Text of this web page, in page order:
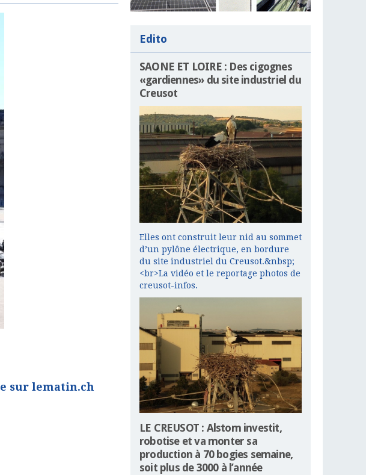
sur lematin.ch
Edito
SAONE ET LOIRE : Des cigognes
«gardiennes» du site industriel du
Creusot
Elles ont construit leur nid au sommet
d’un pylône électrique, en bordure
du site industriel du Creusot.&nbsp;
<br>La vidéo et le reportage photos de
creusot-infos.
LE CREUSOT : Alstom investit,
robotise et va monter sa
production à 70 bogies semaine,
soit plus de 3000 à l’année